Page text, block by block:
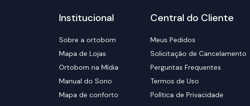
Institucional
Sobre a ortobom
Mapa de Lojas
Ortobom na Mídia
Manual do Sono
Mapa de conforto
Central do Cliente
Meus Pedidos
Solicitação de Cancelamento
Perguntas Frequentes
Termos de Uso
Política de Privacidade